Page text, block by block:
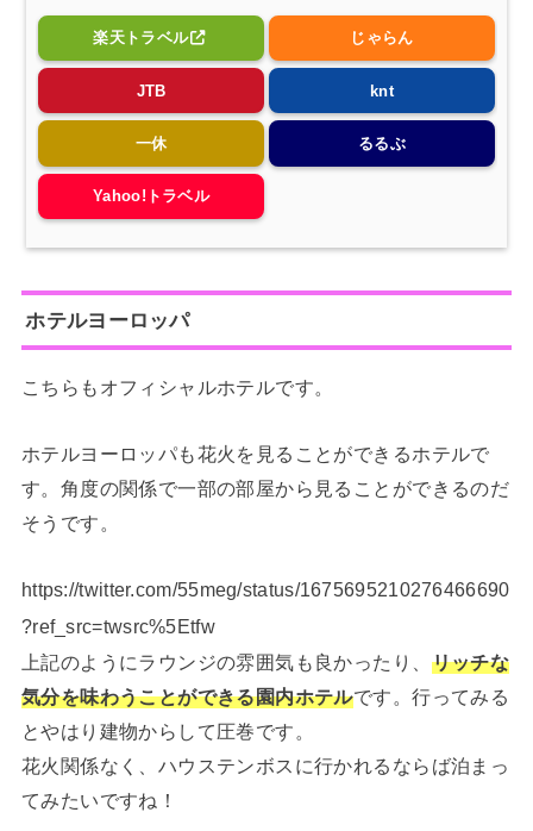
楽天トラベル じゃらん
JTB knt
一休 るるぶ
Yahoo!トラベル
ホテルヨーロッパ
こちらもオフィシャルホテルです。
ホテルヨーロッパも花火を見ることができるホテルで
す。角度の関係で一部の部屋から見ることができるのだ
そうです。
https://twitter.com/55meg/status/1675695210276466690
?ref_src=twsrc%5Etfw
上記のようにラウンジの雰囲気も良かったり、 リッチな
気分を味わうことができる園内ホテルです。行ってみる
とやはり建物からして圧巻です。
花火関係なく、ハウステンボスに行かれるならば泊まっ
てみたいですね！